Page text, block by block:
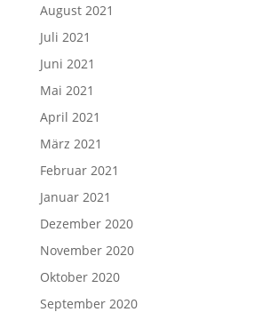
August 2021
Juli 2021
Juni 2021
Mai 2021
April 2021
März 2021
Februar 2021
Januar 2021
Dezember 2020
November 2020
Oktober 2020
September 2020